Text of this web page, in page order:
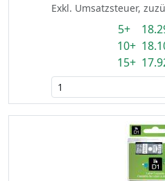
Exkl. Umsatzsteuer,
5+
10+
15+